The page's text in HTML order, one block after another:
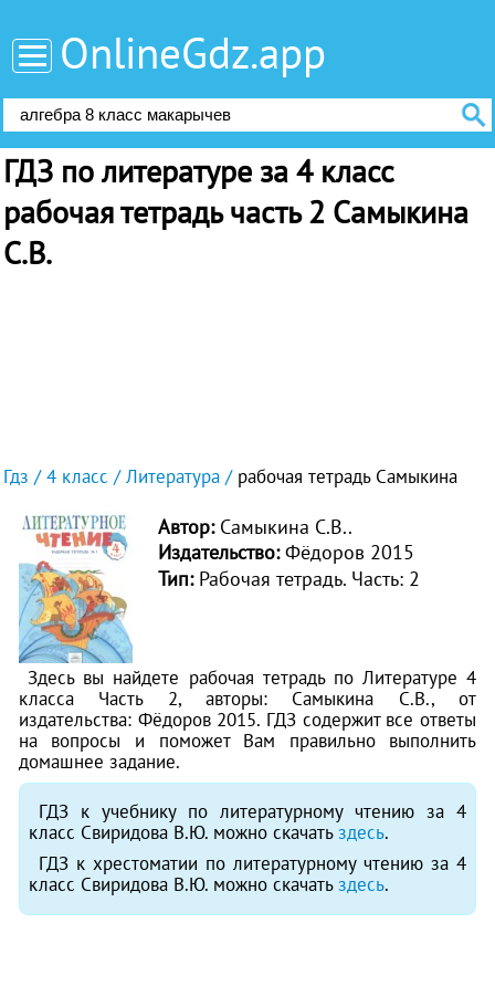
OnlineGdz.app
ГДЗ по литературе за 4 класс
рабочая тетрадь часть 2 Самыкина
С.В.
Гдз 4 класс Литература рабочая тетрадь Самыкина
Автор: Самыкина С.В..
Издательство:Фёдоров 2015
Тип:Рабочая тетрадь. Часть: 2
Здесь вы найдете рабочая тетрадь по Литературе 4
класса Часть 2, авторы: Самыкина С.В., от
издательства: Фёдоров 2015. ГДЗ содержит все ответы
на вопросы и поможет Вам правильно выполнить
домашнее задание.
ГДЗ к учебнику по литературному чтению за 4
класс Свиридова В.Ю. можно скачатьздесь.
ГДЗ к хрестоматии по литературному чтению за 4
класс Свиридова В.Ю. можно скачатьздесь.